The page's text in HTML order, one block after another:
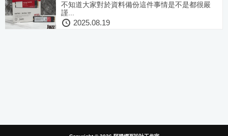
是資料備份最佳隊友
不知道大家對於資料備份這件事情是不是都很嚴
謹...
2025.08.19